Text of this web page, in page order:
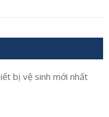
bị vệ sinh mới nhất